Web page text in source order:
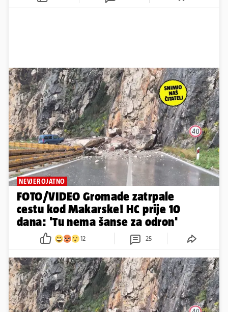
NEVJEROJATNO
FOTO/VIDEO Gromade zatrpale
cestu kod Makarske! HC prije 10
dana: 'Tu nema šanse za odron'
12 25